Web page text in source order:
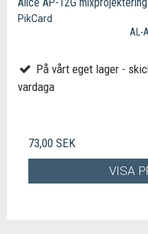
PikCard
AL-
På vårt eget lager -
vardaga
73,00 SEK
VISA